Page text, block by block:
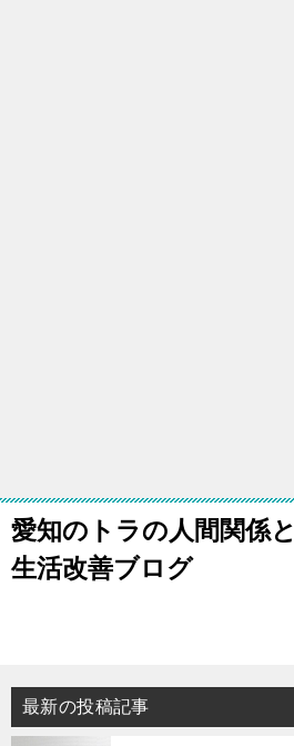
愛知のトラの人間関係と
生活改善ブログ
最新の投稿記事